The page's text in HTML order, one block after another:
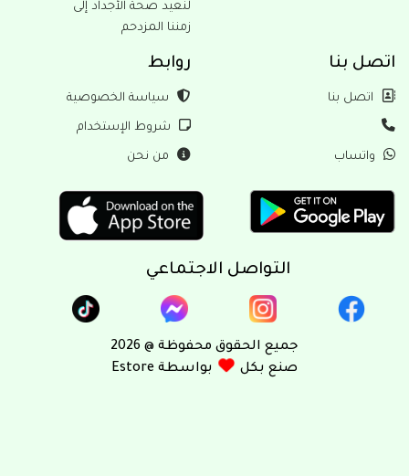
لنعيد صحة الأجداد إلى
زمننا المزدحم
بنا
بنا سياسة الخصوصية
شروط الإستخدام
من نحن
التواصل الاجتماعي
جميع الحقوق محفوظة @ 2026
صنع بكل
بواسطة Estore